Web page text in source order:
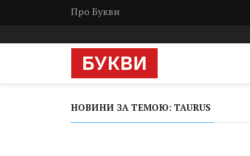
Про Букви
НОВИНИ ЗА ТЕМОЮ: TAURUS